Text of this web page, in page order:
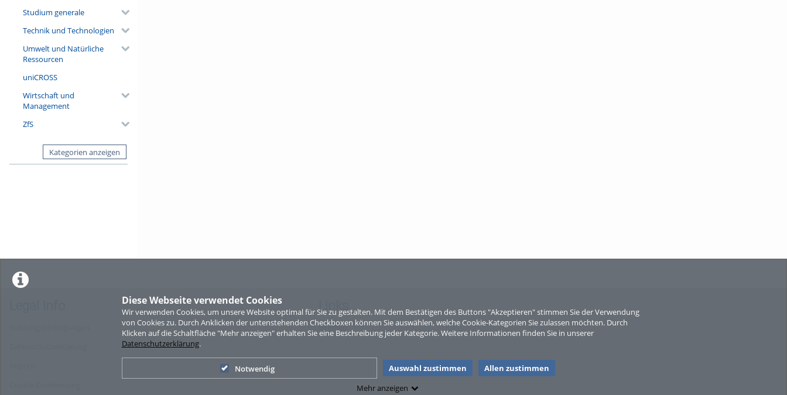
Diese Webseite verwendet Cookies
Wir verwenden Cookies, um unsere Website optimal für Sie zu gestalten. Mit dem Bestätigen des Buttons "Akzeptieren" stimmen Sie der Verwendung
von Cookies zu. Durch Anklicken der untenstehenden Checkboxen können Sie auswählen, welche Cookie-Kategorien Sie zulassen möchten. Durch
Klicken auf die Schaltfläche "Mehr anzeigen" erhalten Sie eine Beschreibung jeder Kategorie. Weitere Informationen finden Sie in unserer
Datenschutzerklärung.
Notwendig Auswahl zustimmen
Allen zustimmen
Mehr anzeigen
Studium generale
Technik und Technologien
Umwelt und Natürliche
Ressourcen
uniCROSS
Wirtschaft und
Management
ZfS
Kategorien anzeigen
Sperber
Links
Sitemap